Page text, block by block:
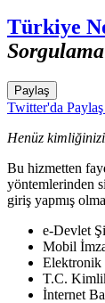
Türkiye
Sorgulama
Paylaş
Twitter'da Paylaş
Henüz
Bu hizmetten
yöntemlerinden
giriş yapmış
e-Devlet
Mobil
Elektronik
T.C.
İnternet